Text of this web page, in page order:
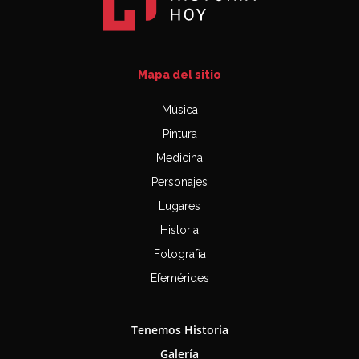
Mapa del sitio
Música
Pintura
Medicina
Personajes
Lugares
Historia
Fotografía
Efemérides
Tenemos Historia
Galería